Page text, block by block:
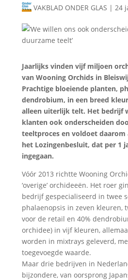
VAKBLAD ONDER GLAS | 24
Jaarlijks vinden vijf miljoen
van Wooning Orchids in
Prachtige bloeiende planten,
dendrobium, in een breed
alleen uiterlijk telt. Het bedrijf
klanten ook onderscheiden
teeltproces en voldoet daarom
het Lozingenbesluit, dat per 1
ingegaan.
Vóór 2013 richtte Wooning
‘overige’ orchideeën. Het roer
bedrijf gespecialiseerd in twee
phalaenopsis in zeven kleuren,
voor de retail en 40%
orchidee) in vijf kleuren,
worden in mixtrays geleverd,
toegevoegde waarde.
Maar drie bedrijven in
bijzondere, van oorsprong